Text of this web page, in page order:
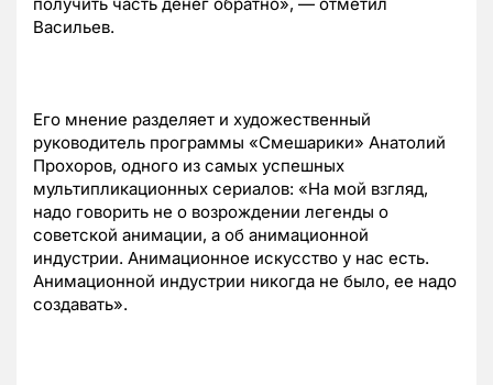
получить часть денег обратно», — отметил
Васильев.
Его мнение разделяет и художественный
руководитель программы «Смешарики» Анатолий
Прохоров, одного из самых успешных
мультипликационных сериалов: «На мой взгляд,
надо говорить не о возрождении легенды о
советской анимации, а об анимационной
индустрии. Анимационное искусство у нас есть.
Анимационной индустрии никогда не было, ее надо
создавать».